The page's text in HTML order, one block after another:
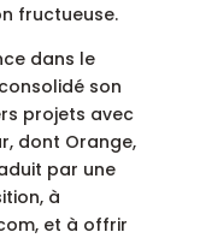
fructueuse.
dans le
son
projets avec
dont Orange,
par une
à
et à offrir